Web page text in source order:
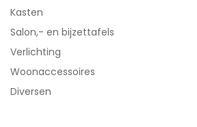
Kasten
Salon,- en bijzettafels
Verlichting
Woonaccessoires
Diversen